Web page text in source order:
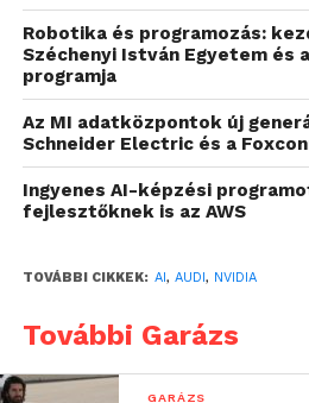
Robotika és programozás:
Széchenyi István Egyetem és
programja
Az MI adatközpontok új
Schneider Electric és a
Ingyenes AI-képzési
fejlesztőknek is az AWS
TOVÁBBI CIKKEK: AI, AUDI, NVIDIA
További Garázs
GARÁZS